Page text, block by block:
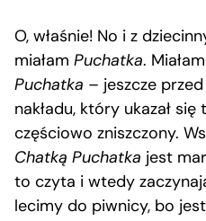
O, właśnie! No i z
miałam Puchatka. Miałam
Puchatka – jeszcze
nakładu, który ukazał
częściowo zniszczony.
Chatką Puchatka jest
to czyta i wtedy
lecimy do piwnicy, bo